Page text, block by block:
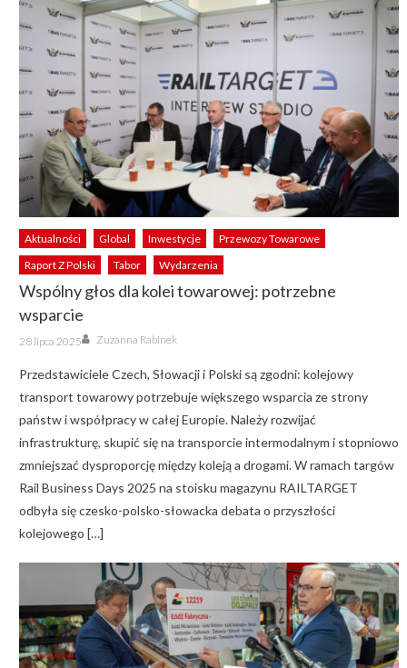
Aktualności Global Inwestycje
Przewozy Towarowe
Raport Z Polski
Tabor Wydarzenia
Wspólny głos dla kolei towarowej: potrzebne
wsparcie
Posted
on
28 lipca 2025 Author
Zuzanna Rabinek
Przedstawiciele Czech, Słowacji i Polski są zgodni: kolejowy
transport towarowy potrzebuje większego wsparcia ze strony
państw i współpracy w całej Europie. Należy rozwijać
infrastrukturę, skupić się na transporcie intermodalnym i stopniowo
zmniejszać dysproporcję między koleją a drogami. W ramach targów
Rail Business Days 2025 na stoisku magazynu RAILTARGET
odbyła się czesko-polsko-słowacka debata o przyszłości
kolejowego […]